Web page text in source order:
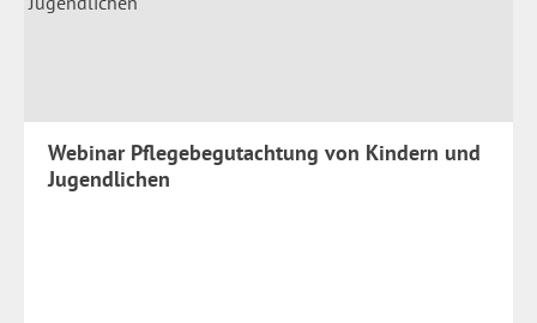
Webinar Pflegebegutachtung von Kindern und
Jugendlichen